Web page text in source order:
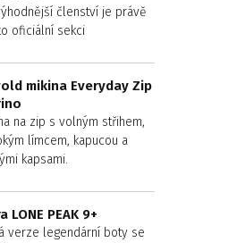
členství je právě
oficiální sekci
mikina Everyday Zip
na zip s volným střihem,
límcem, kapucou a
kapsami.
LONE PEAK 9+
verze legendární boty se